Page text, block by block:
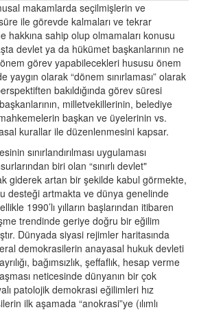
makamlarda seçilmişlerin ve
ile görevde kalmaları ve tekrar
hakkına sahip olup olmamaları konusu
devlet ya da hükümet başkanlarının ne
görev yapabilecekleri hususu önem
yaygın olarak “dönem sınırlaması” olarak
bakıldığında görev süresi
milletvekillerinin, belediye
başkan ve üyelerinin vs.
kurallar ile düzenlenmesini kapsar.
sınırlandırılması uygulaması
biri olan “sınırlı devlet"
giderek artan bir şekilde kabul görmekte,
desteği artmakta ve dünya genelinde
1990’lı yılların başlarından itibaren
trendinde geriye doğru bir eğilim
Dünyada siyasi rejimler haritasında
demokrasilerin anayasal hukuk devleti
bağımsızlık, şeffaflık, hesap verme
neticesinde dünyanın bir çok
patolojik demokrasi eğilimleri hız
ilk aşamada “anokrasi”ye (ılımlı